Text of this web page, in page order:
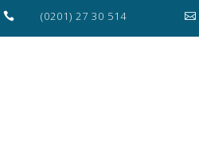
 (0201) 27 30 514 